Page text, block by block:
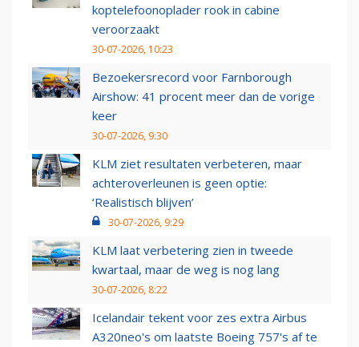
koptelefoonoplader rook in cabine
veroorzaakt
30-07-2026, 10:23
Bezoekersrecord voor Farnborough
Airshow: 41 procent meer dan de vorige
keer
30-07-2026, 9:30
KLM ziet resultaten verbeteren, maar
achteroverleunen is geen optie:
‘Realistisch blijven’
30-07-2026, 9:29
KLM laat verbetering zien in tweede
kwartaal, maar de weg is nog lang
30-07-2026, 8:22
Icelandair tekent voor zes extra Airbus
A320neo's om laatste Boeing 757's af te